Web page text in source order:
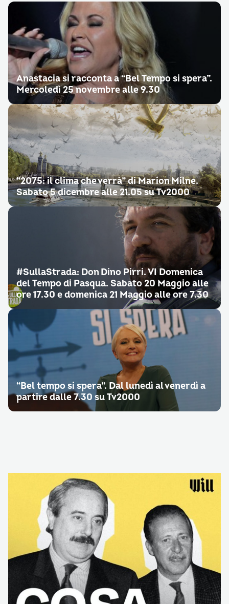
Anastacia si racconta a “Bel Tempo si spera”.
Mercoledì 25 novembre alle 9.30
“2075: il clima che verrà” di Marion Milne.
Sabato 5 dicembre alle 21.05 su Tv2000
#SullaStrada: Don Dino Pirri. VI Domenica
del Tempo di Pasqua. Sabato 20 Maggio alle
ore 17.30 e domenica 21 Maggio alle ore 7.30
“Bel tempo si spera”. Dal lunedì al venerdì a
partire dalle 7.30 su Tv2000